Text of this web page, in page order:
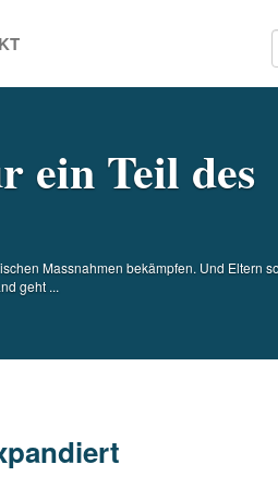
ein Teil des
Massnahmen bekämpfen. Und Eltern
geht ...